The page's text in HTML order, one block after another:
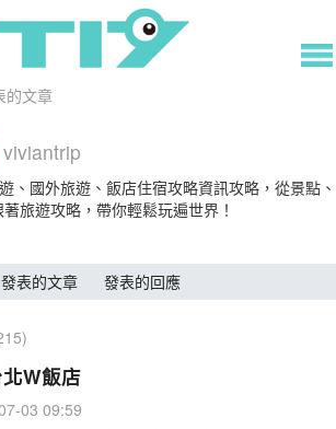
的文章
viviantrip
、國外旅遊、飯店住宿攻略資訊攻略，從景點、
旅遊攻略，帶你輕鬆玩遍世界！
發表的文章
發表的回應
W飯店
03 09:59